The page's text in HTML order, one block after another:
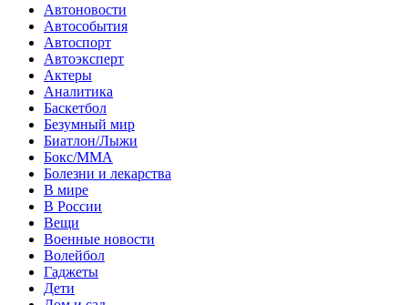
Автоновости
Автособытия
Автоспорт
Автоэксперт
Актеры
Аналитика
Баскетбол
Безумный мир
Биатлон/Лыжи
Бокс/MMA
Болезни и лекарства
В мире
В России
Вещи
Военные новости
Волейбол
Гаджеты
Дети